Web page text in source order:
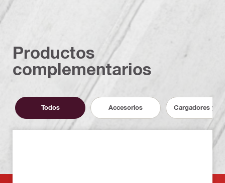
Productos
complementarios
Todos Accesorios Cargadores y